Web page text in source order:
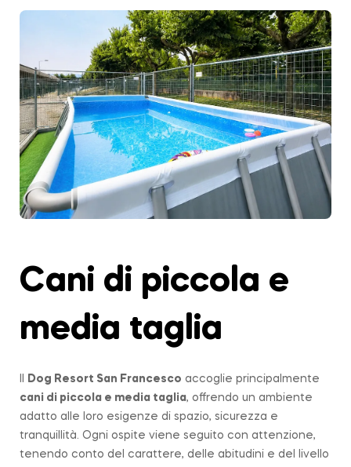
Cani di piccola e
media taglia
Dog Resort San Francesco accoglie principalmente
cani di piccola e media taglia, offrendo un ambiente
adatto alle loro esigenze di spazio, sicurezza e
tranquillità. Ogni ospite viene seguito con attenzione,
tenendo conto del carattere, delle abitudini e del livello